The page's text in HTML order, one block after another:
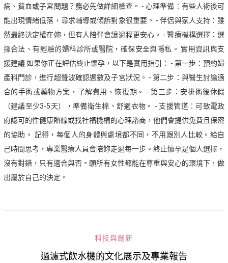
病、貧血或子宮問題？務必先做詳細檢查。 - 心理準備：有些人術後可
能出現情緒低落，尋求輔導或傾訴對象很重要。 - 伴侶與家人支持：雖
然最終決定權在妳，但有人陪伴會讓過程更安心。 - 醫療機構選擇：選
擇合法、有經驗的婦科診所或醫院，確保安全與隱私。 實用資訊與支
援建議 如果你正在評估終止懷孕，以下是實用指引： - 第一步：預約婦
產科門診，進行超聲波確認週數及子宮狀況。 - 第二步：與醫生討論適
合的手術或藥物方案，了解費用、恢復期。 - 第三步：安排術後休假
（建議至少3-5天），準備衛生棉、舒適衣物。 - 支援管道：可致電政
府認可的性健康熱線或找社福機構的心理諮商，他們會提供免費且保密
的協助。 記得，每個人的身體與處境都不同，不用跟別人比較。給自
己時間思考，專業醫療人員會陪妳走過每一步。終止懷孕是個人選擇，
沒有對錯，只有適合與否。願所有女性都能在尊重與安心的環境下，做
出屬於自己的決定。
科技與創新
過濾式飲水機的文化展示及專業報告